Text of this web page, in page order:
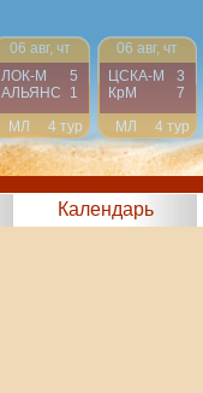
06 авг, чт
ЛОК-М
5
АЛЬЯНС
1
МЛ
4 тур
06 авг, чт
ЦСКА-М
3
КрМ
7
МЛ
4 тур
Календарь